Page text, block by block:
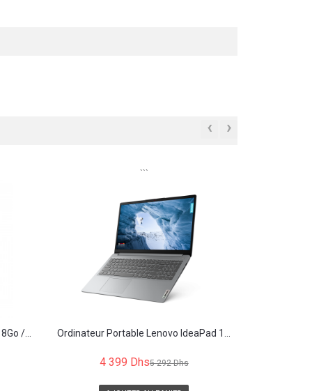
‹ ›
/...
```
Ordinateur Portable Lenovo IdeaPad 1...
4 399 Dhs5 292 Dhs